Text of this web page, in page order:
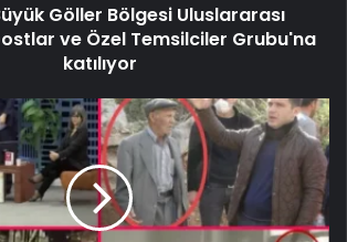
Göller Bölgesi Uluslararası
ve Özel Temsilciler Grubu'na
katılıyor